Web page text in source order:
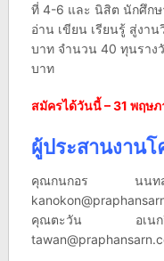
ที่ 4-6 และ นิสิต นักศึกษ
อ่าน เขียน เรียนรู้ สู่งา
บาท จำนวน 40 ทุนราง
บาท
สมัครได้วันนี้ – 31 พฤษ
ผู้ประสานงานโ
คุณกนกอร นนทส
คุณตะวัน อเนก